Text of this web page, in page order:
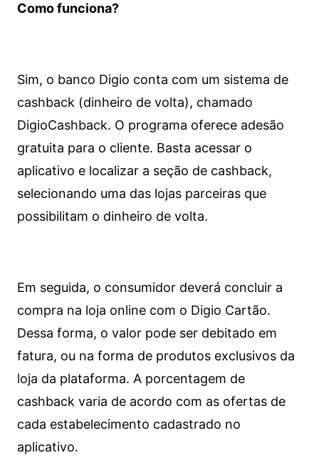
Como funciona?
Sim, o banco Digio conta com um sistema de
cashback (dinheiro de volta), chamado
DigioCashback. O programa oferece adesão
gratuita para o cliente. Basta acessar o
aplicativo e localizar a seção de cashback,
selecionando uma das lojas parceiras que
possibilitam o dinheiro de volta.
Em seguida, o consumidor deverá concluir a
compra na loja online com o Digio Cartão.
Dessa forma, o valor pode ser debitado em
fatura, ou na forma de produtos exclusivos da
loja da plataforma. A porcentagem de
cashback varia de acordo com as ofertas de
cada estabelecimento cadastrado no
aplicativo.